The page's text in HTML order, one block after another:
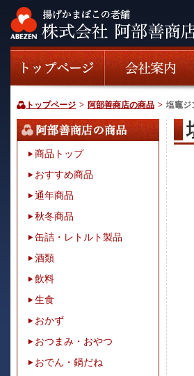
トップページ > 阿部善商店の商品 > 塩竈ジ
商品トップ
おすすめ商品
通年商品
秋冬商品
缶詰・レトルト製品
酒類
飲料
生食
おかず
おつまみ・おやつ
おでん・鍋だね